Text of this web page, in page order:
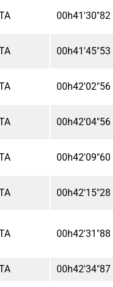
00h41'30"82
00h41'45"53
00h42'02"56
00h42'04"56
00h42'09"60
00h42'15"28
00h42'31"88
00h42'34"87